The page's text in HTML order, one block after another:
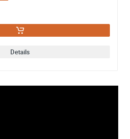
Details